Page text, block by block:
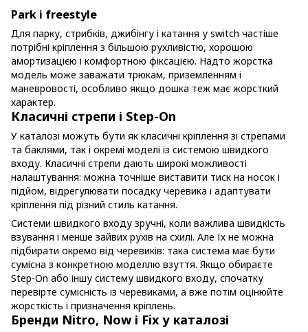
Park і freestyle
Для парку, стрибків, джибінгу і катання у switch частіше
потрібні кріплення з більшою рухливістю, хорошою
амортизацією і комфортною фіксацією. Надто жорстка
модель може заважати трюкам, приземленням і
маневровості, особливо якщо дошка теж має жорсткий
характер.
Класичні стрепи і Step-On
У каталозі можуть бути як класичні кріплення зі стрепами
та баклями, так і окремі моделі із системою швидкого
входу. Класичні стрепи дають широкі можливості
налаштування: можна точніше виставити тиск на носок і
підйом, відрегулювати посадку черевика і адаптувати
кріплення під різний стиль катання.
Системи швидкого входу зручні, коли важлива швидкість
взування і менше зайвих рухів на схилі. Але їх не можна
підбирати окремо від черевиків: така система має бути
сумісна з конкретною моделлю взуття. Якщо обираєте
Step-On або іншу систему швидкого входу, спочатку
перевірте сумісність із черевиками, а вже потім оцінюйте
жорсткість і призначення кріплень.
Бренди Nitro, Now і Fix у каталозі